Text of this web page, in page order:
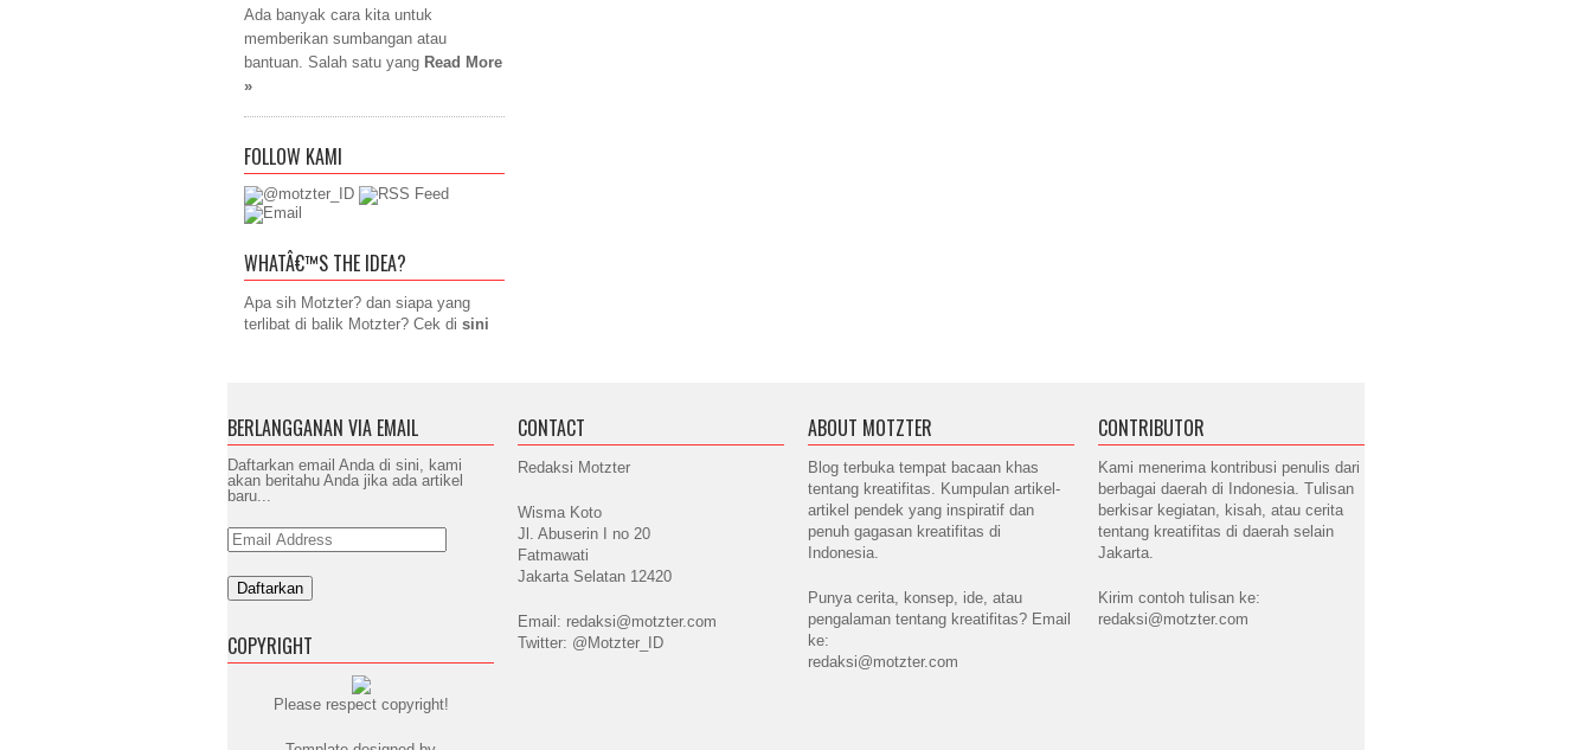
Ada banyak cara kita untuk
memberikan sumbangan atau
bantuan. Salah satu yang Read More
»
FOLLOW KAMI
WHATÂ€™S THE IDEA?
Apa sih Motzter? dan siapa yang
terlibat di balik Motzter? Cek di sini
BERLANGGANAN VIA EMAIL
Daftarkan email Anda di sini, kami
akan beritahu Anda jika ada artikel
baru...
Email
Address
COPYRIGHT
Please respect copyright!
CONTACT
Redaksi Motzter
Wisma Koto
Jl. Abuserin I no 20
Fatmawati
Jakarta Selatan 12420
Email: redaksi@motzter.com
Twitter: @Motzter_ID
ABOUT MOTZTER
Blog terbuka tempat bacaan khas
tentang kreatifitas. Kumpulan artikel-
artikel pendek yang inspiratif dan
penuh gagasan kreatifitas di
Indonesia.
Punya cerita, konsep, ide, atau
pengalaman tentang kreatifitas? Email
ke:
redaksi@motzter.com
CONTRIBUTOR
Kami menerima kontribusi penulis dari
berbagai daerah di Indonesia. Tulisan
berkisar kegiatan, kisah, atau cerita
tentang kreatifitas di daerah selain
Jakarta.
Kirim contoh tulisan ke:
redaksi@motzter.com